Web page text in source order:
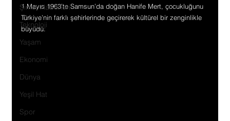
Şirket Haberleri
Teknoloji
Yaşam
Ekonomi
Dünya
Yeşil Hat
Spor
1 Mayıs 1963’te Samsun’da doğan Hanife Mert, çocukluğunu
Türkiye’nin farklı şehirlerinde geçirerek kültürel bir zenginlikle
büyüdü.